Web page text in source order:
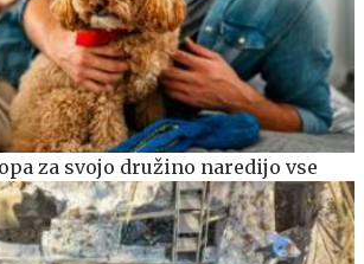
za svojo družino naredijo vse